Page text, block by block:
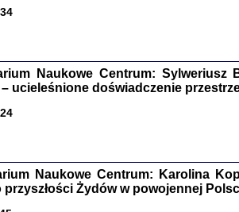
'z
Józef Zelkowicz,
Naukowe Centrum: Sylweriusz
ucieleśnione doświadczenie
Naukowe Centrum: Karolina
Żydów w powojennej